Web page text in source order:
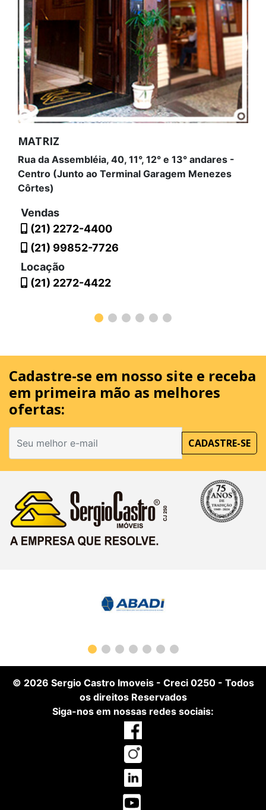
MATRIZ
Rua da Assembléia, 40, 11°, 12° e 13° andares -
Centro (Junto ao Terminal Garagem Menezes
Côrtes)
Vendas
(21) 2272-4400
(21) 99852-7726
Locação
(21) 2272-4422
Cadastre-se em nosso site e receba
em primeira mão as melhores
ofertas:
CADASTRE-SE
© 2026 Sergio Castro Imoveis- Creci 0250- Todos
os direitos Reservados
Siga-nos em nossas redes sociais: